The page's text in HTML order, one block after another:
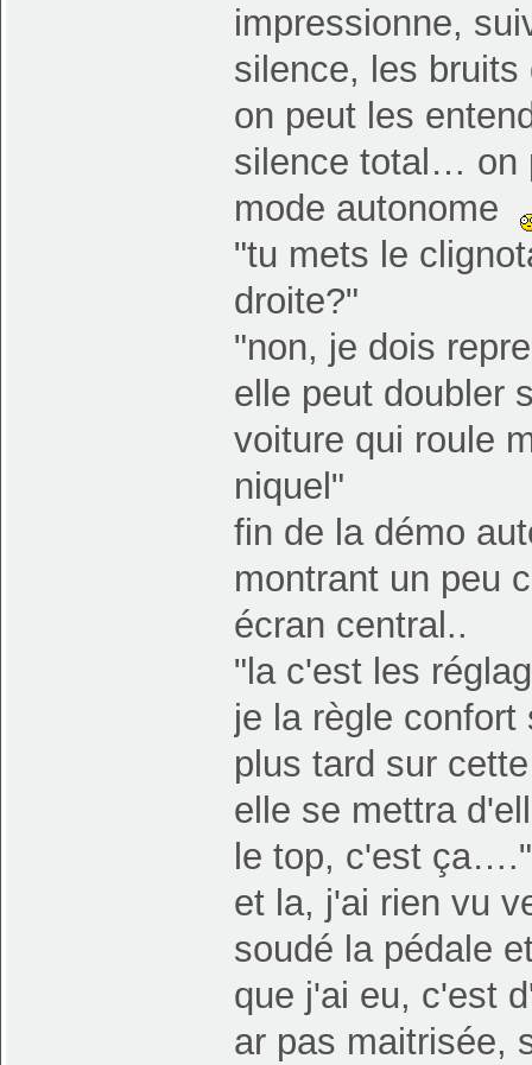
impressionne,
silence, les
on peut les
silence total… on
mode autonome
"tu mets le
droite?"
"non, je dois
elle peut doubler
voiture qui roule
niquel"
fin de la démo
montrant un peu
écran central..
"la c'est les
je la règle
plus tard sur
elle se mettra
le top, c'est ça…."
et la, j'ai rien vu
soudé la pédale
que j'ai eu, c'est
ar pas maitrisée,